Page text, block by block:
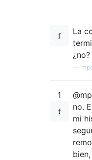
La
¿no?
1
no.
mi